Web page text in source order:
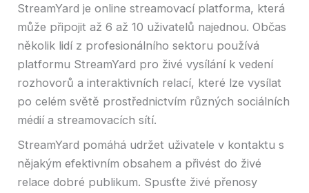
StreamYard je online streamovací platforma, která
může připojit až 6 až 10 uživatelů najednou. Občas
několik lidí z profesionálního sektoru používá
platformu StreamYard pro živé vysílání k vedení
rozhovorů a interaktivních relací, které lze vysílat
po celém světě prostřednictvím různých sociálních
médií a streamovacích sítí.
StreamYard pomáhá udržet uživatele v kontaktu s
nějakým efektivním obsahem a přivést do živé
relace dobré publikum. Spusťte živé přenosy